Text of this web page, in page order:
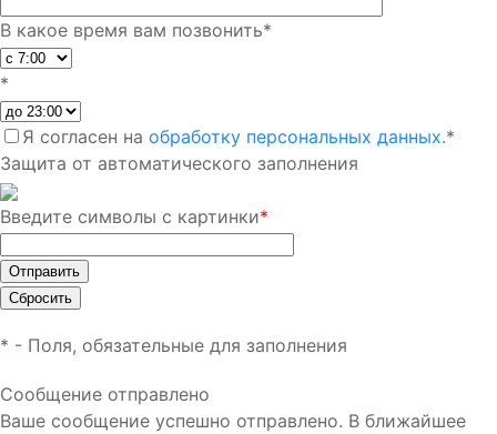
В какое время вам позвонить*
*
Я согласен на обработку персональных данных.*
Защита от автоматического заполнения
Введите символы с картинки*
* - Поля, обязательные для заполнения
Сообщение отправлено
Ваше сообщение успешно отправлено. В ближайшее